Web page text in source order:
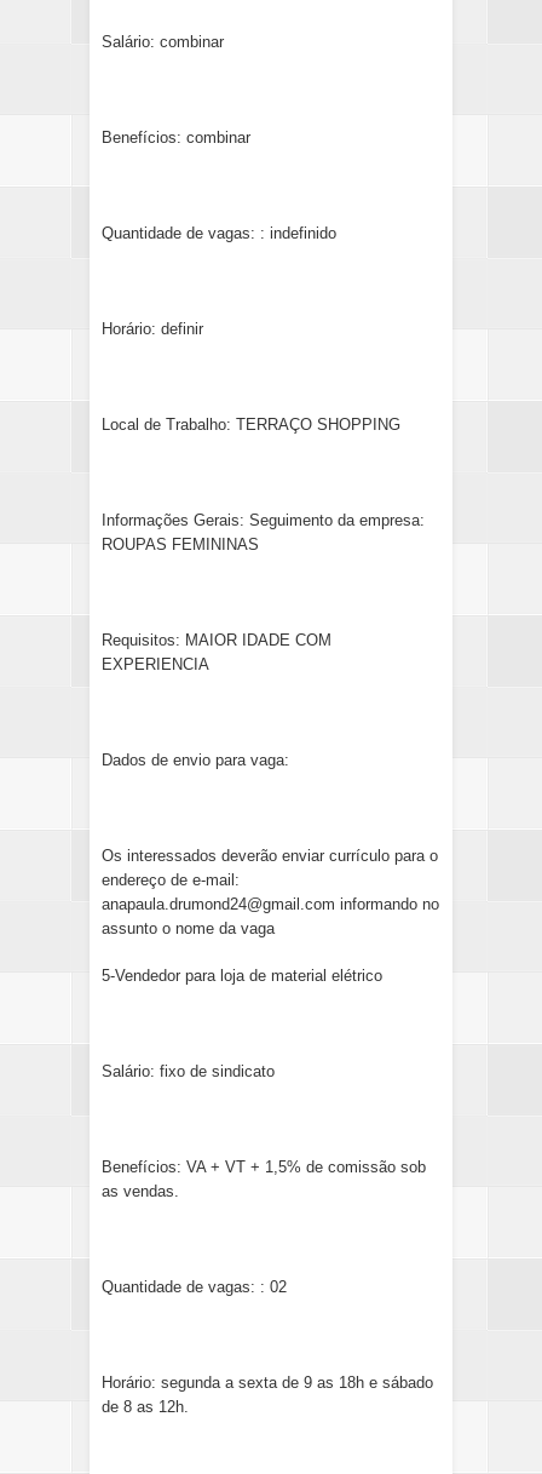
Salário: combinar
Benefícios: combinar
Quantidade de vagas: : indefinido
Horário: definir
Local de Trabalho: TERRAÇO SHOPPING
Informações Gerais: Seguimento da empresa:
ROUPAS FEMININAS
Requisitos: MAIOR IDADE COM
EXPERIENCIA
Dados de envio para vaga:
Os interessados deverão enviar currículo para o
endereço de e-mail:
anapaula.drumond24@gmail.com informando no
assunto o nome da vaga
5-Vendedor para loja de material elétrico
Salário: fixo de sindicato
Benefícios: VA + VT + 1,5% de comissão sob
as vendas.
Quantidade de vagas: : 02
Horário: segunda a sexta de 9 as 18h e sábado
de 8 as 12h.